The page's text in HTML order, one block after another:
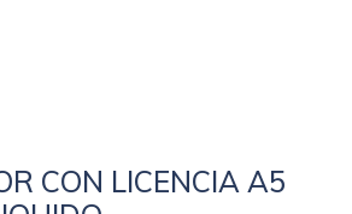
CON LICENCIA A5